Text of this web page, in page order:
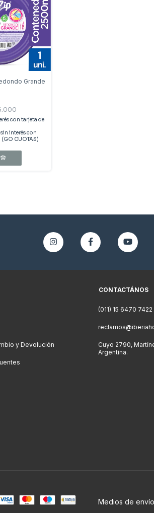
Grande
y Devolución
CONTACTÁNOS
(011) 15 6470
Cuyo 2790,
Argentina.
Medios de envío